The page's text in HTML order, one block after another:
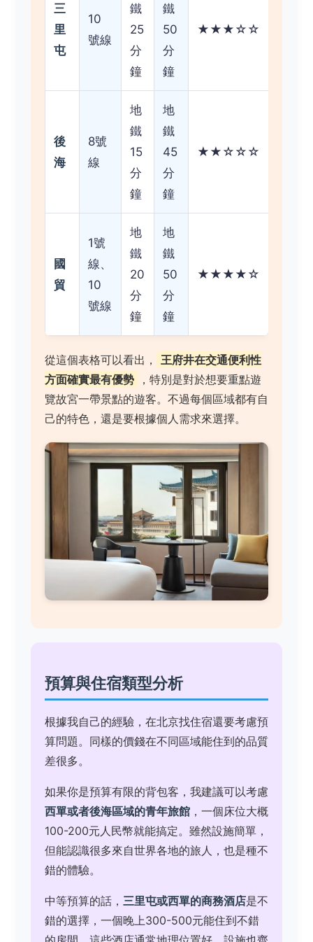
三
里
屯
10
號線
鐵
25
分
鐘
鐵
50
分
鐘
★★★☆☆
後
海
8號
線
地
鐵
15
分
鐘
地
鐵
45
分
鐘
★★☆☆☆
國
貿
1號
線、
10
號線
地
鐵
20
分
鐘
地
鐵
50
分
鐘
★★★★☆
從這個表格可以看出，
王府井在交通便利性
方面確實最有優勢
，特別是對於想要重點遊
覽故宮一帶景點的遊客。不過每個區域都有自
己的特色，還是要根據個人需求來選擇。
預算與住宿類型分析
根據我自己的經驗，在北京找住宿還要考慮預
算問題。同樣的價錢在不同區域能住到的品質
差很多。
如果你是預算有限的背包客，我建議可以考慮
西單或者後海區域的青年旅館 ，一個床位大概
100-200元人民幣就能搞定。雖然設施簡單，
但能認識很多來自世界各地的旅人，也是種不
錯的體驗。
中等預算的話， 三里屯或西單的商務酒店是不
錯的選擇，一個晚上300-500元能住到不錯